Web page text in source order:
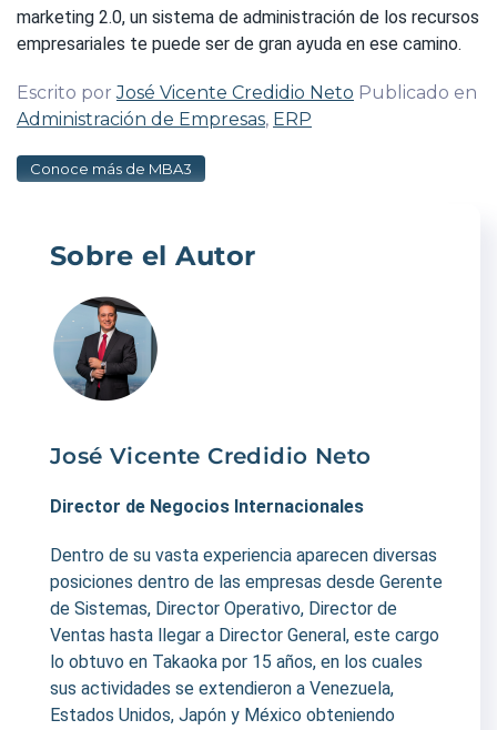
marketing 2.0, un sistema de administración de los recursos
empresariales te puede ser de gran ayuda en ese camino.
Escrito porJosé Vicente Credidio Neto Publicado en
Administración de Empresas, ERP
Conoce más de MBA3
Sobre el Autor
José Vicente Credidio Neto
Director de Negocios Internacionales
Dentro de su vasta experiencia aparecen diversas
posiciones dentro de las empresas desde Gerente
de Sistemas, Director Operativo, Director de
Ventas hasta llegar a Director General, este cargo
lo obtuvo en Takaoka por 15 años, en los cuales
sus actividades se extendieron a Venezuela,
Estados Unidos, Japón y México obteniendo